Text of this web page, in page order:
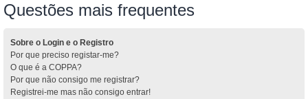
Questões mais frequentes
Sobre o Login e o Registro
Por que preciso registar-me?
O que é a COPPA?
Por que não consigo me registrar?
Registrei-me mas não consigo entrar!